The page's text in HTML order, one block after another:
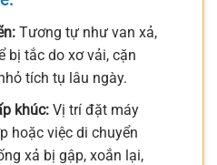
Tương tự như van xả,
bị tắc do xơ vải, cặn
tích tụ lâu ngày.
khúc:Vị trí đặt máy
hoặc việc di chuyển
xả bị gập, xoắn lại,